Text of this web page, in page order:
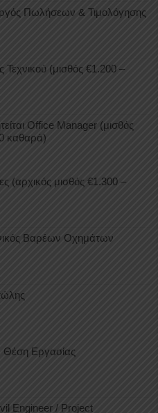
Πωλήσεων & Τιμολόγησης
Τεχνικού (μισθός €1.200 –
Office Manager (μισθός
καθαρά)
(αρχικός μισθός €1.300 –
Βαρέων Οχημάτων
Θέση Εργασίας
Engineer / Project